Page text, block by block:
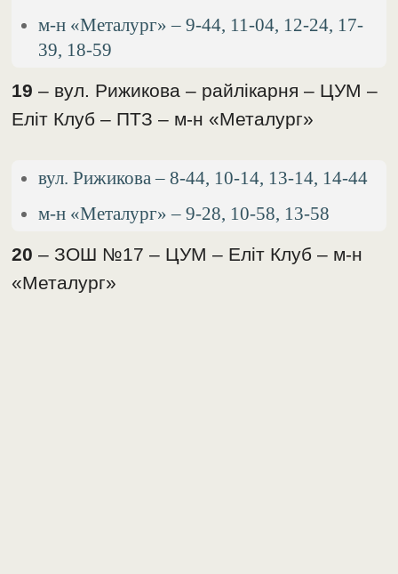
м-н «Металург» – 9-44, 11-04, 12-24, 17-
39, 18-59
19 – вул. Рижикова – райлікарня – ЦУМ –
Еліт Клуб – ПТЗ – м-н «Металург»
вул. Рижикова – 8-44, 10-14, 13-14, 14-44
м-н «Металург» – 9-28, 10-58, 13-58
20 – ЗОШ №17 – ЦУМ – Еліт Клуб – м-н
«Металург»